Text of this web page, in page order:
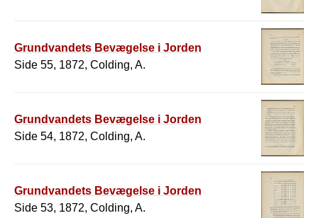
Grundvandets Bevægelse i Jorden
Side 55, 1872, Colding, A.
Grundvandets Bevægelse i Jorden
Side 54, 1872, Colding, A.
Grundvandets Bevægelse i Jorden
Side 53, 1872, Colding, A.